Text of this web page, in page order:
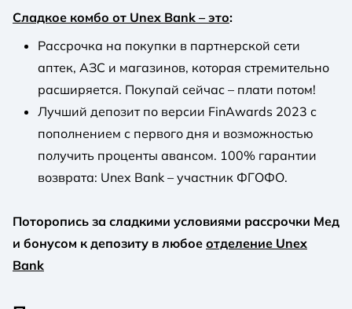
Сладкое комбо от Unex Bank – это:
Рассрочка на покупки в партнерской сети
аптек, АЗС и магазинов, которая стремительно
расширяется. Покупай сейчас – плати потом!
Лучший депозит по версии FinAwards 2023 с
пополнением с первого дня и возможностью
получить проценты авансом. 100% гарантии
возврата: Unex Bank – участник ФГОФО.
Поторопись за сладкими условиями рассрочки Мед
и бонусом к депозиту в любое отделение Unex
Bank